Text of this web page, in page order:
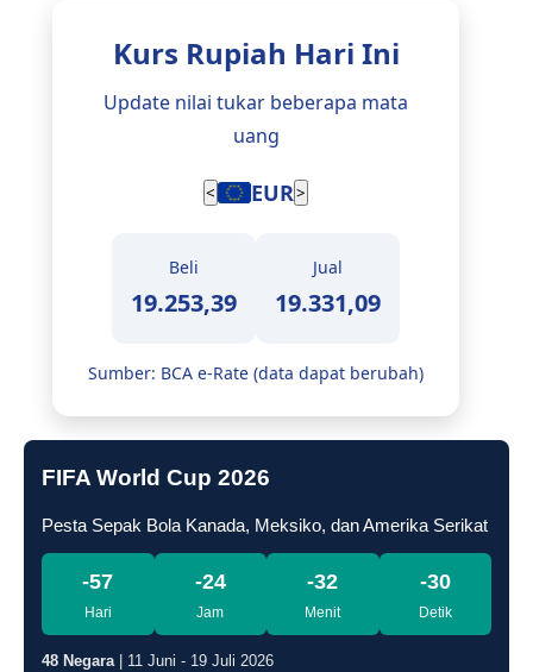
Kurs Rupiah Hari Ini
Update nilai tukar beberapa mata
uang
< EUR>
Beli
19.253,39
Jual
19.331,09
Sumber: BCA e-Rate (data dapat berubah)
FIFA World Cup 2026
Pesta Sepak Bola Kanada, Meksiko, dan Amerika Serikat
-57
Hari
-24
Jam
-32
Menit
-31
Detik
48 Negara| 11 Juni - 19 Juli 2026